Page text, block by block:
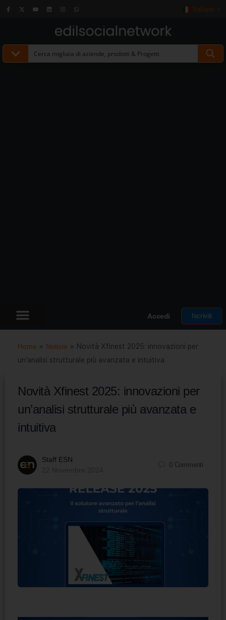
Italiano
Accedi Iscriviti
Home » Notizie » Novità Xfinest 2025: innovazioni per
un’analisi strutturale più avanzata e intuitiva
Novità Xfinest 2025: innovazioni per
un’analisi strutturale più avanzata e
intuitiva
Staff ESN
0 Commenti